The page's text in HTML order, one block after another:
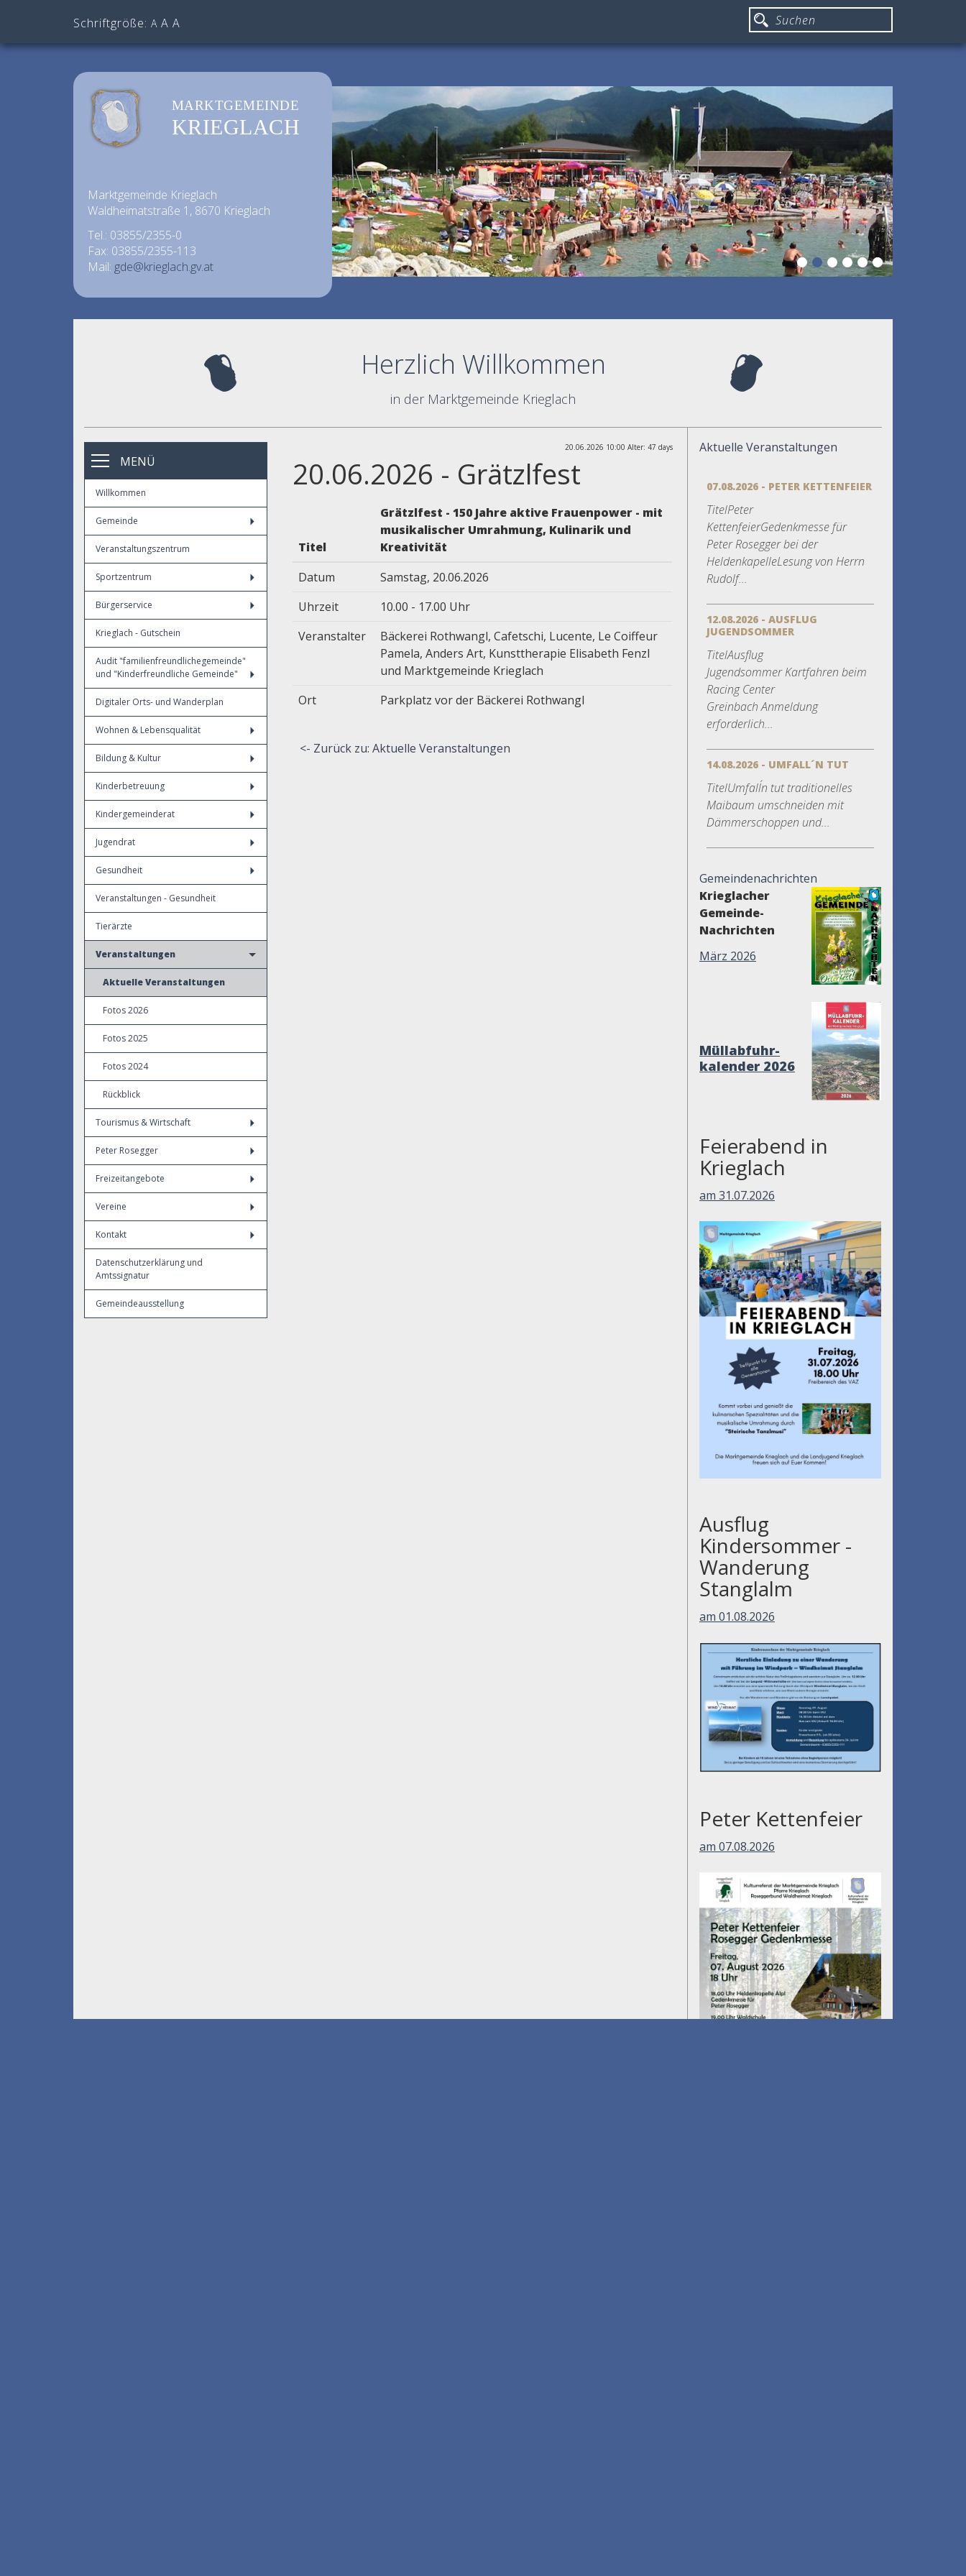
Schriftgröße: A A A
MARKTGEMEINDE
KRIEGLACH
Marktgemeinde Krieglach
Waldheimatstraße 1, 8670 Krieglach
Tel.: 03855/2355-0
Fax: 03855/2355-113
Mail: gde@krieglach.gv.at
Herzlich Willkommen
in der Marktgemeinde Krieglach
MENÜ
Willkommen
Gemeinde
Veranstaltungszentrum
Sportzentrum
Bürgerservice
Krieglach - Gutschein
Audit "familienfreundlichegemeinde"
und "Kinderfreundliche Gemeinde"
Digitaler Orts- und Wanderplan
Wohnen & Lebensqualität
Bildung & Kultur
Kinderbetreuung
Kindergemeinderat
Jugendrat
Gesundheit
Veranstaltungen - Gesundheit
Tierärzte
Veranstaltungen
Aktuelle Veranstaltungen
Fotos 2026
Fotos 2025
Fotos 2024
Rückblick
Tourismus & Wirtschaft
Peter Rosegger
Freizeitangebote
Vereine
Kontakt
Datenschutzerklärung und
Amtssignatur
Gemeindeausstellung
20.06.2026 10:00 Alter: 47 days
20.06.2026 - Grätzlfest
Titel
Grätzlfest - 150 Jahre aktive Frauenpower - mit
musikalischer Umrahmung, Kulinarik und
Kreativität
Datum
Samstag, 20.06.2026
Uhrzeit
10.00 - 17.00 Uhr
Veranstalter
Bäckerei Rothwangl, Cafetschi, Lucente, Le Coiffeur
Pamela, Anders Art, Kunsttherapie Elisabeth Fenzl
und Marktgemeinde Krieglach
Ort
Parkplatz vor der Bäckerei Rothwangl
<- Zurück zu: Aktuelle Veranstaltungen
Aktuelle Veranstaltungen
07.08.2026 - PETER KETTENFEIER
TitelPeter
KettenfeierGedenkmesse für
Peter Rosegger bei der
HeldenkapelleLesung von Herrn
Rudolf...
12.08.2026 - AUSFLUG
JUGENDSOMMER
TitelAusflug
Jugendsommer Kartfahren beim
Racing Center
Greinbach Anmeldung
erforderlich...
14.08.2026 - UMFALL´N TUT
TitelUmfall´n tut traditionelles
Maibaum umschneiden mit
Dämmerschoppen und...
Gemeindenachrichten
Krieglacher
Gemeinde-
Nachrichten
März 2026
Müllabfuhr-
kalender 2026
Feierabend in
Krieglach
am 31.07.2026
Ausflug
Kindersommer -
Wanderung
Stanglalm
am 01.08.2026
Peter Kettenfeier
am 07.08.2026